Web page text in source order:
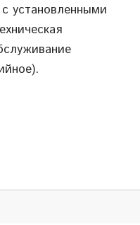
установленными